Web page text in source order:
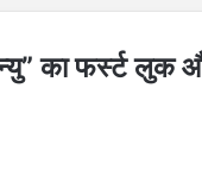
का फर्स्ट लुक